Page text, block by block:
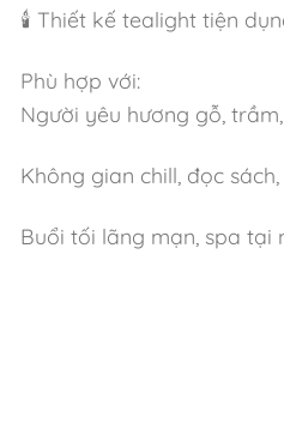
🕯 Thiết kế tealight tiện
Phù hợp với:
Người yêu hương gỗ,
Không gian chill, đọc
Buổi tối lãng mạn, spa tại